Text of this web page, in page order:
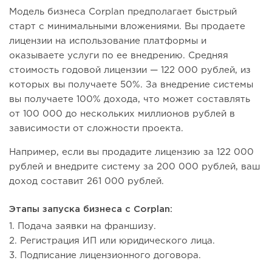
Модель бизнеса Corplan предполагает быстрый
старт с минимальными вложениями. Вы продаете
лицензии на использование платформы и
оказываете услуги по ее внедрению. Средняя
стоимость годовой лицензии — 122 000 рублей, из
которых вы получаете 50%. За внедрение системы
вы получаете 100% дохода, что может составлять
от 100 000 до нескольких миллионов рублей в
зависимости от сложности проекта.
Например, если вы продадите лицензию за 122 000
рублей и внедрите систему за 200 000 рублей, ваш
доход составит 261 000 рублей.
Этапы запуска бизнеса с Corplan:
1. Подача заявки на франшизу.
2. Регистрация ИП или юридического лица.
3. Подписание лицензионного договора.